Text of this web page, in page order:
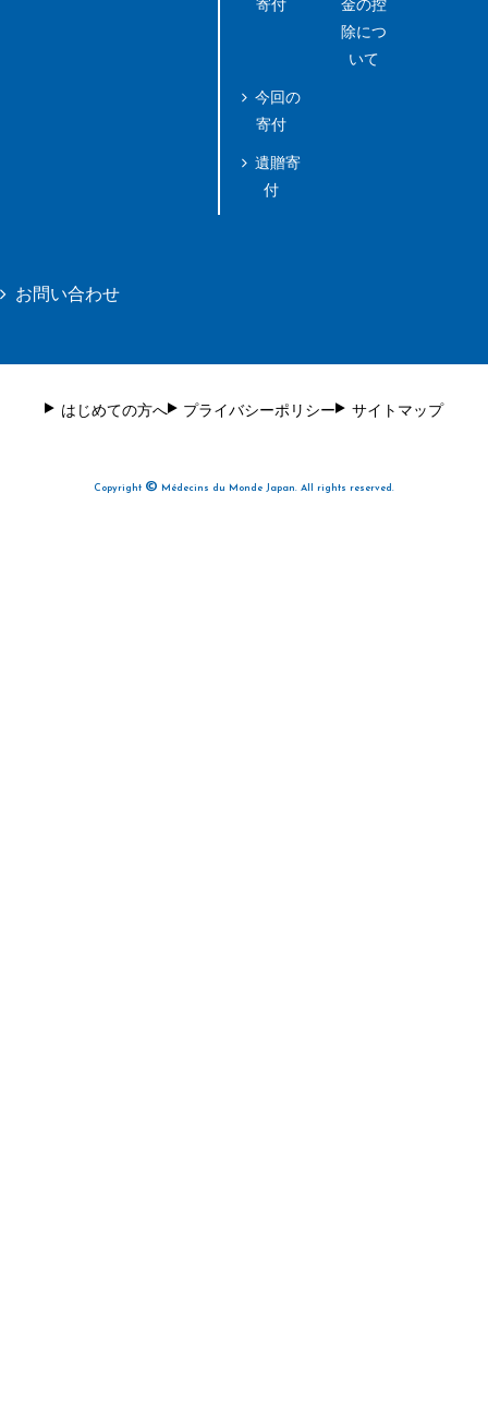
寄付
今回の
寄付
遺贈寄
付
金の控
除につ
いて
お問い合わせ
はじめての方へ プライバシーポリシー サイトマップ
Copyright © Médecins du Monde Japan. All rights reserved.